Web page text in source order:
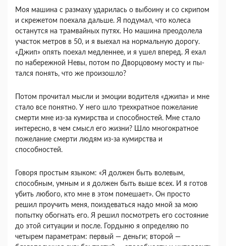
Моя машина с размаху ударилась о выбоину и со скрипом
и скрежетом поехала дальше. Я поду­мал, что колеса
останутся на трамвайных путях. Но машина преодолела
участок метров в 50, и я выехал на нормальную дорогу.
«Джип» опять пое­хал медленнее, и я ушел вперед. Я ехал
по набе­режной Невы, потом по Дворцовому мосту и пы­
тался понять, что же произошло?
Потом прочитал мысли и эмоции водителя «джипа» и мне
стало все понятно. У него шло трехкратное пожелание
смерти мне из-за кумирства и способностей. Мне стало
интересно, в чем смысл его жизни? Шло многократное
пожелание смерти людям из-за кумирства и
способностей.
Говоря простым языком: «Я должен быть воле­вым,
способным, умным и я должен быть выше всех. И я готов
убить любого, кто мне в этом по­мешает». Он просто
решил проучить меня, поиз­деваться надо мной за мою
попытку обогнать его. Я решил посмотреть его состояние
до этой ситуа­ции и после. Гордыню я определяю по
четырем параметрам: первый — деньги; второй —